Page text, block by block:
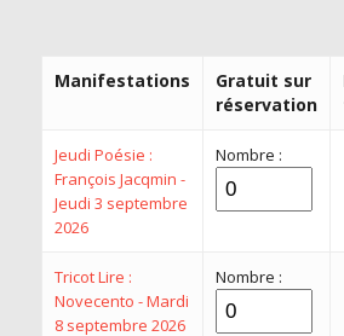
Manifestations
Gratuit sur
réservation
Jeudi Poésie :
François Jacqmin -
Jeudi 3 septembre
2026
Nombre :
Tricot Lire :
Novecento - Mardi
8 septembre 2026
Nombre :